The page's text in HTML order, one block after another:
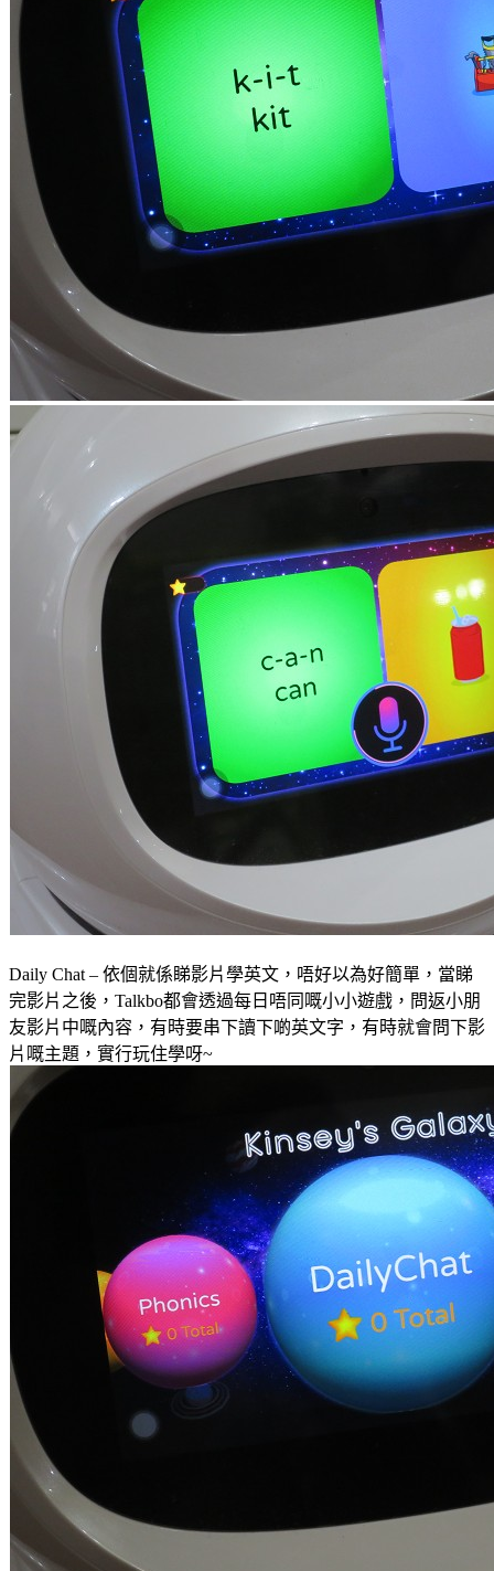
Daily Chat – 依個就係睇影片學英文，唔好以為好簡單，當睇
完影片之後，Talkbo都會透過每日唔同嘅小小遊戲，問返小朋
友影片中嘅內容，有時要串下讀下啲英文字，有時就會問下影
片嘅主題，實行玩住學呀~